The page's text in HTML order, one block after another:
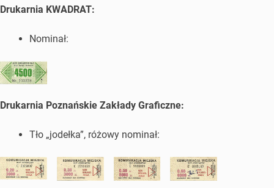
Drukarnia KWADRAT:
Nominał:
Drukarnia Poznańskie Zakłady Graficzne:
Tło „jodełka”, różowy nominał: